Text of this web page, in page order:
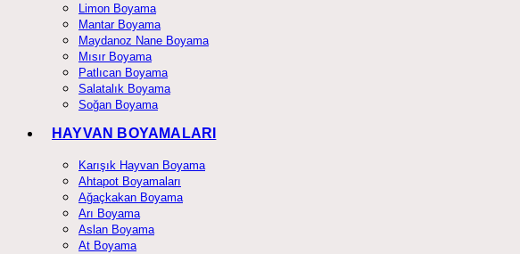
Limon Boyama
Mantar Boyama
Maydanoz Nane Boyama
Mısır Boyama
Patlıcan Boyama
Salatalık Boyama
Soğan Boyama
HAYVAN BOYAMALARI
Karışık Hayvan Boyama
Ahtapot Boyamaları
Ağaçkakan Boyama
Arı Boyama
Aslan Boyama
At Boyama